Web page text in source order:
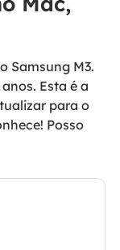
Samsung M3.
Esta é a
para o
Posso